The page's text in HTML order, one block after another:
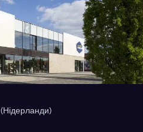
(Нідерланди)